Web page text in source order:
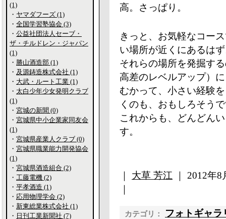
高。さっぱり。
きっと、お気軽なコー
い場所が近くにあるは
それらの場所を発掘す
高差のレベルアップ）に
むかって、小さい経験
くのも、おもしろそう
これからも、どんどん
す。
大草 芳江 ｜ 2012年
カテゴリ： フォトギャラ
(1)
・ ヤマダフーズ (1)
・ 全国学習塾協会 (3)
・ 公益社団法人セーブ・
ザ・チルドレン・ジャパン
(1)
・ 勝山酒造部 (1)
・ 及源鋳造株式会社 (1)
・ 大武・ルート工業 (1)
・ 太白少年少女発明クラブ
(1)
・ 宮城の新聞 (0)
・ 宮城県中小企業家同友会
(1)
・ 宮城県産業人クラブ (0)
・ 宮城県職業能力開発協会
(1)
・ 宮城県酒造組合 (2)
・ 工藤電機 (2)
・ 平孝酒造 (1)
・ 応用物理学会 (2)
・ 新東総業株式会社 (1)
・ 日刊工業新聞社 (7)